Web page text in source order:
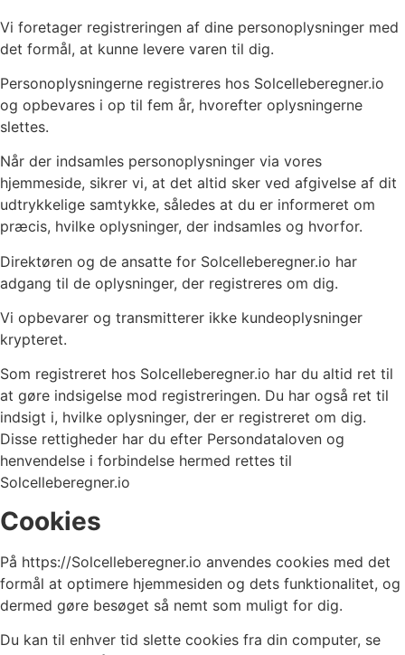
Vi foretager registreringen af dine personoplysninger med
det formål, at kunne levere varen til dig.
Personoplysningerne registreres hos Solcelleberegner.io
og opbevares i op til fem år, hvorefter oplysningerne
slettes.
Når der indsamles personoplysninger via vores
hjemmeside, sikrer vi, at det altid sker ved afgivelse af dit
udtrykkelige samtykke, således at du er informeret om
præcis, hvilke oplysninger, der indsamles og hvorfor.
Direktøren og de ansatte for Solcelleberegner.io har
adgang til de oplysninger, der registreres om dig.
Vi opbevarer og transmitterer ikke kundeoplysninger
krypteret.
Som registreret hos Solcelleberegner.io har du altid ret til
at gøre indsigelse mod registreringen. Du har også ret til
indsigt i, hvilke oplysninger, der er registreret om dig.
Disse rettigheder har du efter Persondataloven og
henvendelse i forbindelse hermed rettes til
Solcelleberegner.io
Cookies
På https://Solcelleberegner.io anvendes cookies med det
formål at optimere hjemmesiden og dets funktionalitet, og
dermed gøre besøget så nemt som muligt for dig.
Du kan til enhver tid slette cookies fra din computer, se